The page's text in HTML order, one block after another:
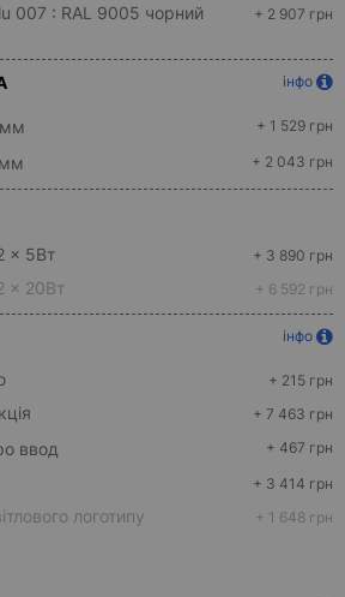
007 : RAL 9005 чорний
+ 2 907 грн
інфо
мм + 1 529 грн
+ 2 043 грн
x 5Вт + 3 890 грн
x 20Вт + 6 592 грн
інфо
+ 215 грн
+ 7 463 грн
ввод + 467 грн
+ 3 414 грн
логотипу + 1 648 грн